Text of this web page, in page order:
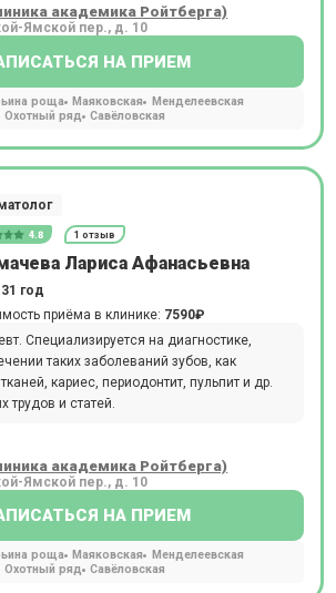
академика Ройтберга)
Ямской пер., д. 10
НА ПРИЕМ
роща Маяковская
Менделеевская
Охотный ряд Савёловская
4.8 1 отзыв
Лариса Афанасьевна
год
приёма в клинике: 7590₽
Специализируется на диагностике,
таких заболеваний зубов, как
кариес, периодонтит, пульпит и др.
трудов и статей.
академика Ройтберга)
Ямской пер., д. 10
НА ПРИЕМ
роща Маяковская
Менделеевская
Охотный ряд Савёловская